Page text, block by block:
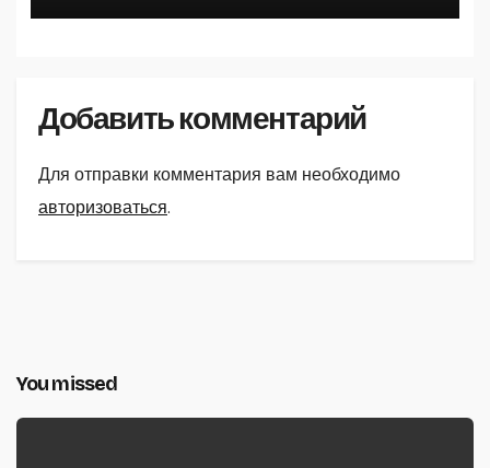
Добавить комментарий
Для отправки комментария вам необходимо
авторизоваться.
You missed